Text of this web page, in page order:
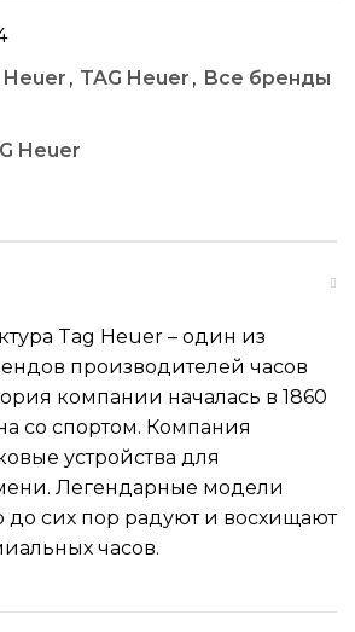
Heuer , TAG Heuer , Все бренды
Heuer
Tag Heuer – один из
производителей часов
компании началась в 1860
со спортом. Компания
устройства для
Легендарные модели
до сих пор радуют и восхищают
часов.